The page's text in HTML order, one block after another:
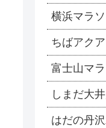
横浜マラ
ちばアク
富士山マ
しまだ大
はだの丹